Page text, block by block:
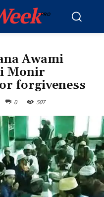
PRO
Awami
Monir
forgiveness
0 507